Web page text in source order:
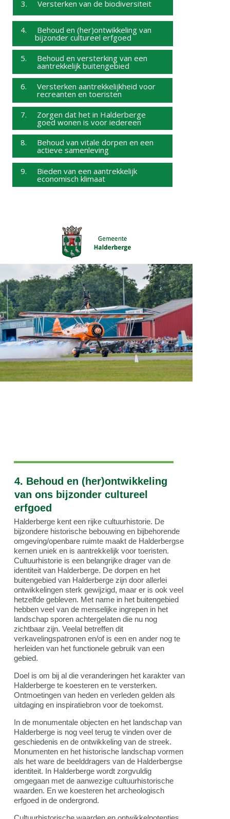
9. Bieden van een aantrekkelijk
economisch klimaat
8. Behoud van vitale dorpen en een
actieve samenleving
7. Zorgen dat het in Halderberge
goed wonen is voor iedereen
6. Versterken aantrekkelijkheid voor
recreanten en toeristen
5. Behoud en versterking van een
aantrekkelijk buitengebied
4. Behoud en (her)ontwikkeling van
bijzonder cultureel erfgoed
3. Versterken van de biodiversiteit
Halderberge kent een rijke cultuurhistorie. De
bijzondere historische bebouwing en bijbehorende
omgeving/openbare ruimte maakt de Halderbergse
kernen uniek en is aantrekkelijk voor toeristen.
Cultuurhistorie is een belangrijke drager van de
identiteit van Halderberge. De dorpen en het
buitengebied van Halderberge zijn door allerlei
ontwikkelingen sterk gewijzigd, maar er is ook veel
hetzelfde gebleven. Met name in het buitengebied
hebben veel van de menselijke ingrepen in het
landschap sporen achtergelaten die nu nog
zichtbaar zijn. Veelal betreffen dit
verkavelingspatronen en/of is een en ander nog te
herleiden van het functionele gebruik van een
gebied.
Doel is om bij al die veranderingen het karakter van
Halderberge te koesteren en te versterken.
Ontmoetingen van heden en verleden gelden als
uitdaging en inspiratiebron voor de toekomst.
In de monumentale objecten en het landschap van
Halderberge is nog veel terug te vinden over de
geschiedenis en de ontwikkeling van de streek.
Monumenten en het historische landschap vormen
als het ware de beelddragers van de Halderbergse
identiteit. In Halderberge wordt zorgvuldig
omgegaan met de aanwezige cultuurhistorische
waarden. En we koesteren het archeologisch
erfgoed in de ondergrond.
4. Behoud en (her)ontwikkeling
van ons bijzonder cultureel
erfgoed